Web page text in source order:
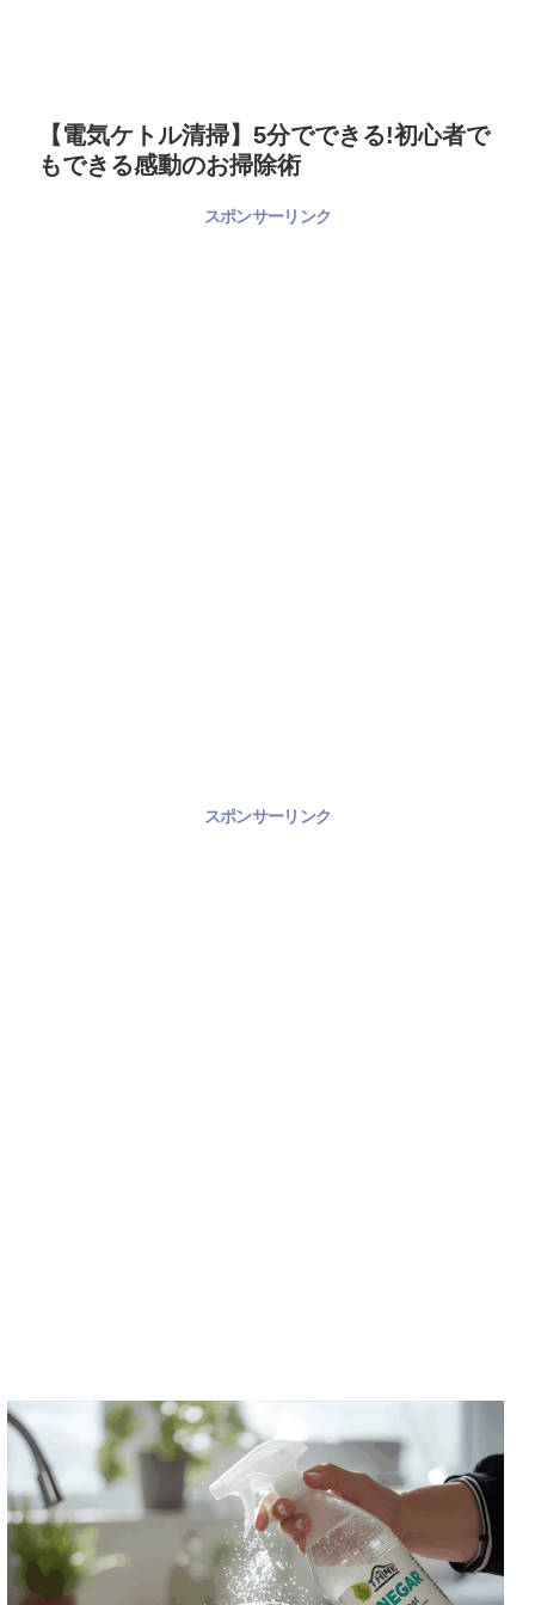
【電気ケトル清掃】5分でできる!初心者で
もできる感動のお掃除術
スポンサーリンク
スポンサーリンク